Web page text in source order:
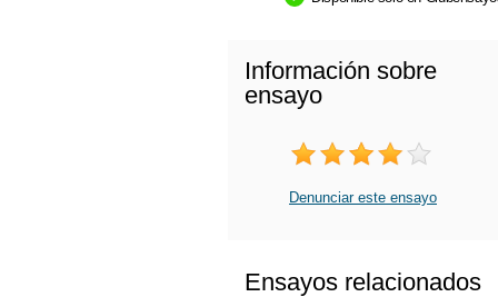
Información sobre
ensayo
Denunciar este ensayo
Ensayos relacionados